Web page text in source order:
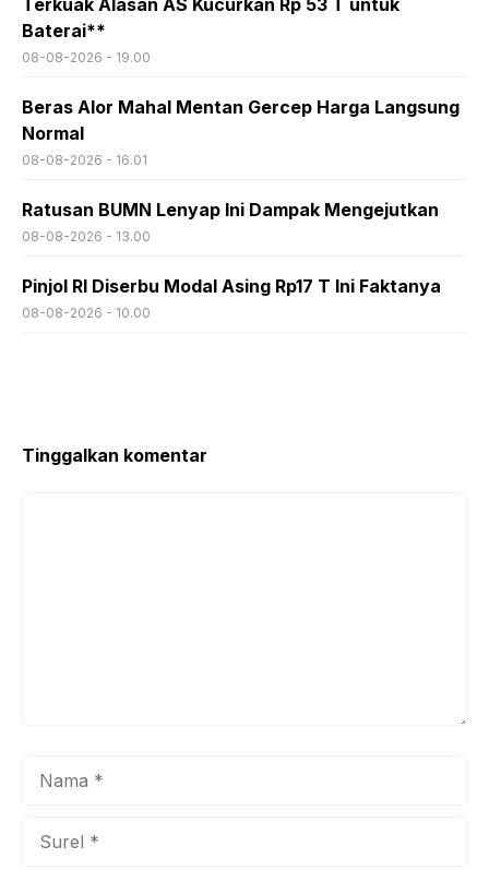
Baterai**
08-08-2026 - 19.00
Beras Alor Mahal Mentan Gercep Harga Langsung
Normal
08-08-2026 - 16.01
Ratusan BUMN Lenyap Ini Dampak Mengejutkan
08-08-2026 - 13.00
Pinjol RI Diserbu Modal Asing Rp17 T Ini Faktanya
08-08-2026 - 10.00
Tinggalkan komentar